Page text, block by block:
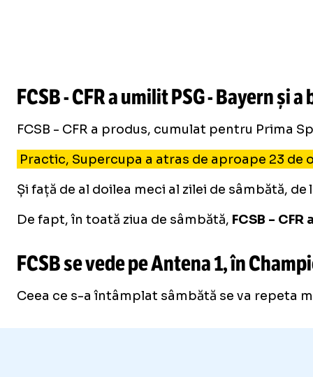
FCSB - CFR a umilit PSG - Bayern și
FCSB - CFR a produs, cumulat pentru Prima
Practic, Supercupa a atras de aproape 23
Și față de al doilea meci al zilei de sâmbătă,
De fapt, în toată ziua de sâmbătă, FCSB -
FCSB se vede pe Antena 1, în
Ceea ce s-a întâmplat sâmbătă se va repeta